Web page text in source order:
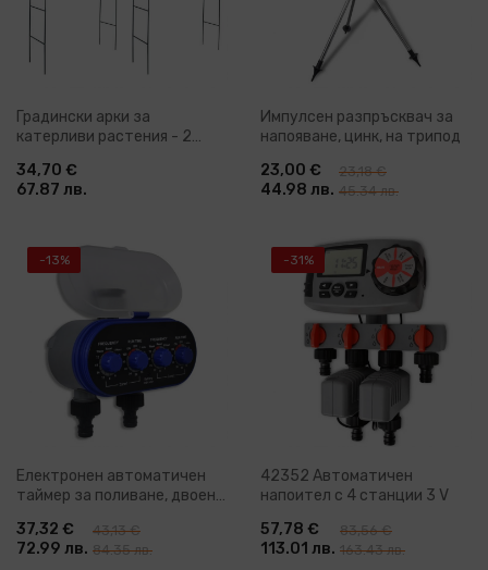
Градински арки за
катерливи растения - 2
34,70 €
67.87 лв.
Импулсен разпръсквач за
напояване, цинк, на трипод
23,00 €
44.98 лв.
23,18 €
45.34 лв.
-13%
Електронен автоматичен
таймер за поливане, двоен
37,32 €
72.99 лв.
43,13 €
84.35 лв.
-31%
42352 Автоматичен
напоител с 4 станции 3 V
57,78 €
113.01 лв.
83,56 €
163.43 лв.